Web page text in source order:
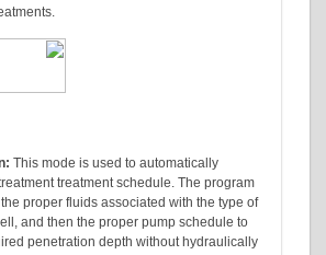
acid treatment treatments.
Acidizing Design:This mode is used to
generate a acid treatment treatment schedule.
helps you select the proper fluids associated with
damage in the well, and then the proper pump
achieve the required penetration depth without